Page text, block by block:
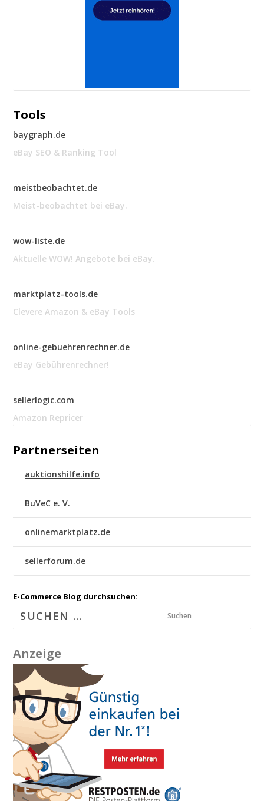
Tools
baygraph.de
eBay SEO & Ranking Tool
meistbeobachtet.de
Meist-beobachtet bei eBay.
wow-liste.de
Aktuelle WOW! Angebote bei eBay.
marktplatz-tools.de
Clevere Amazon & eBay Tools
online-gebuehrenrechner.de
eBay Gebührenrechner!
sellerlogic.com
Amazon Repricer
Partnerseiten
auktionshilfe.info
BuVeC e. V.
onlinemarktplatz.de
sellerforum.de
E-Commerce Blog durchsuchen:
Suchen
Anzeige